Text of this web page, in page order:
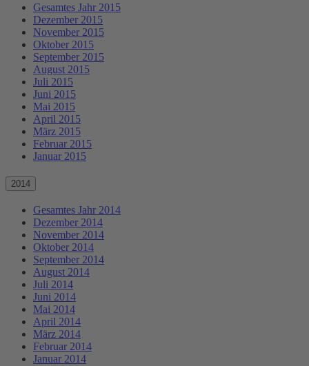
Gesamtes Jahr 2015
Dezember 2015
November 2015
Oktober 2015
September 2015
August 2015
Juli 2015
Juni 2015
Mai 2015
April 2015
März 2015
Februar 2015
Januar 2015
2014
Gesamtes Jahr 2014
Dezember 2014
November 2014
Oktober 2014
September 2014
August 2014
Juli 2014
Juni 2014
Mai 2014
April 2014
März 2014
Februar 2014
Januar 2014